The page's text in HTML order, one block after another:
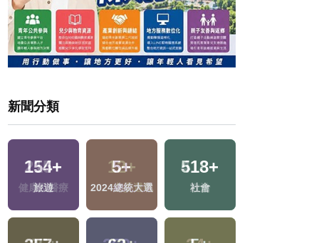
新聞分類
215+
健康及醫療
12+
2024立委選戰
413+
政治